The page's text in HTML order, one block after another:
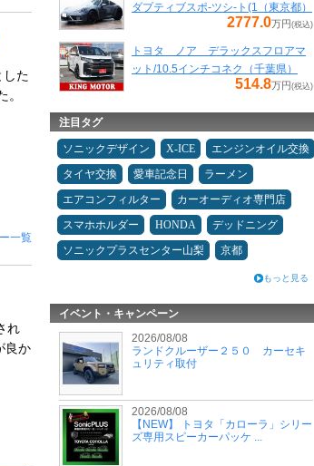
した
一覧
れ
良か
ダプティブスポ-ツシ-ト(1（東京都）
2777.0万円(税込)
トヨタ ノア デラックスフロアマ
ット/10.5インチコネク（千葉県）
514.8万円(税込)
注目タグ
ソニックデザイン X-ICE
エンジンオイル交換
タイヤ交換
愛車記念日
ラーメン
エアコンフィルター
カーオーディオ専門店
スマホホルダー
HONDA
デッドニング
ソニックプラスセンター山梨
京都
もっと見る
イベント・キャンペーン
2026/08/08
ランドクルーザー２５０ カーセキ
ュリティ取付
2026/08/08
【NEW】 トヨタ「カローラ」シリー
ズ専用スピーカーパッケ ...